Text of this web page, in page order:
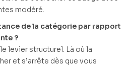
modéré.
de la catégorie par rapport
?
levier structurel. Là où la
et s’arrête dès que vous